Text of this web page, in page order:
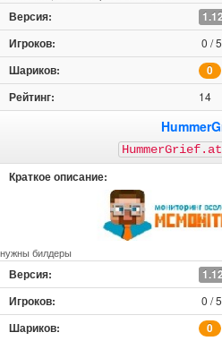
0 /
0
14
нужны билдеры
0 /
0